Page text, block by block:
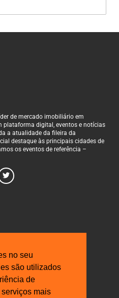
no seu
são utilizados
de
mais
de mercado imobiliário em
plataforma digital, eventos e notícias
a atualidade da fileira da
destaque às principais cidades de
os eventos de referência –